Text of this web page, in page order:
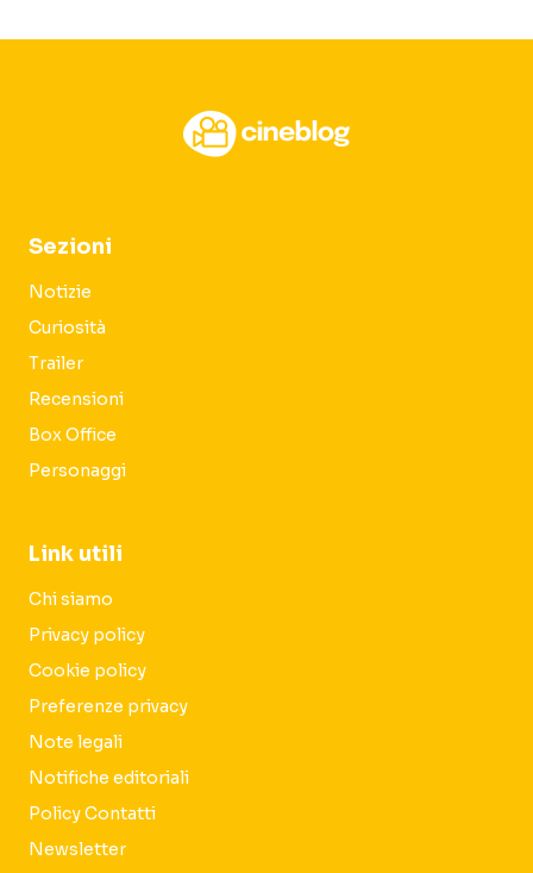
Sezioni
Notizie
Curiosità
Trailer
Recensioni
Box Office
Personaggi
Link utili
Chi siamo
Privacy policy
Cookie policy
Preferenze privacy
Note legali
Notifiche editoriali
Policy Contatti
Newsletter